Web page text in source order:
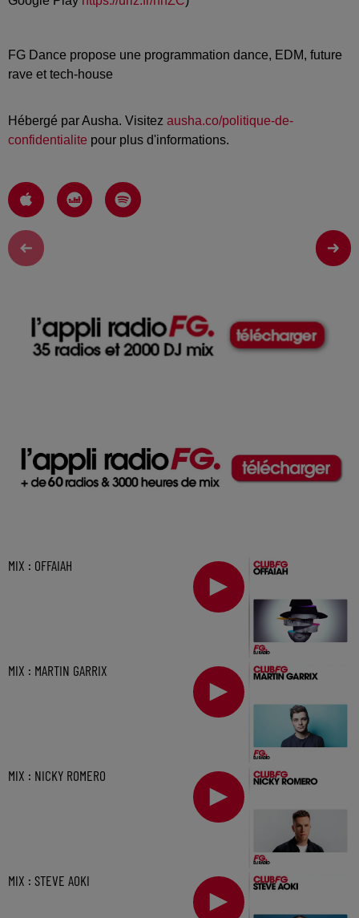
FG Dance propose une programmation dance, EDM, future
rave et tech-house
Hébergé par Ausha. Visitez ausha.co/politique-de-
confidentialite pour plus d'informations.
MIX : OFFAIAH
MIX : MARTIN GARRIX
MIX : NICKY ROMERO
MIX : STEVE AOKI